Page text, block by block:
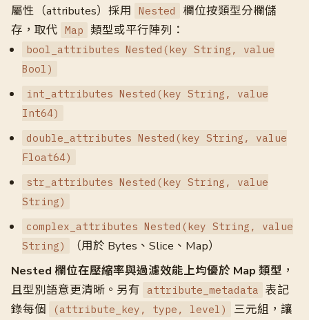
屬性（attributes）採用
Nested
欄位按類型分欄儲
存，取代 Map 類型或平行陣列：
bool_attributes Nested(key String, value
Bool)
int_attributes Nested(key String, value
Int64)
double_attributes Nested(key String, value
Float64)
str_attributes Nested(key String, value
String)
complex_attributes Nested(key String, value
String)
（用於 Bytes、Slice、Map）
Nested 欄位在壓縮率與過濾效能上均優於 Map 類型 ，
且型別語意更清晰。另有 attribute_metadata 表記
錄每個
(attribute_key, type, level)
三元組，讓